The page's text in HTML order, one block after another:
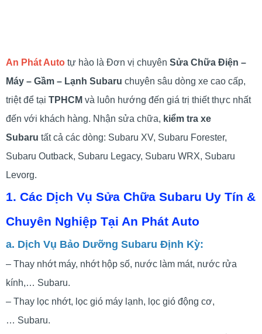
An Phát Auto tự hào là Đơn vị chuyên Sửa Chữa Điện –
Máy – Gầm – Lạnh Subaru chuyên sâu dòng xe cao cấp,
triệt để tại TPHCM và luôn hướng đến giá trị thiết thực nhất
đến với khách hàng. Nhận sửa chữa, kiểm tra xe
Subaru tất cả các dòng: Subaru XV, Subaru Forester,
Subaru Outback, Subaru Legacy, Subaru WRX, Subaru
Levorg.
1. Các Dịch Vụ Sửa Chữa Subaru Uy Tín &
Chuyên Nghiệp Tại An Phát Auto
a. Dịch Vụ Bảo Dưỡng Subaru Định Kỳ:
– Thay nhớt máy, nhớt hộp số, nước làm mát, nước rửa
kính,… Subaru.
– Thay lọc nhớt, lọc gió máy lạnh, lọc gió động cơ,
… Subaru.